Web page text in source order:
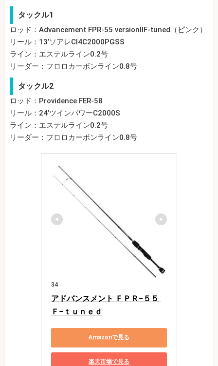
タックル1
ロッド：Advancement FPR-55 versionⅡF-tuned（ピンク）
リール：13’ソアレCI4C2000PGSS
ライン：エステルライン0.2号
リーダー：フロロカーボンライン0.8号
タックル2
ロッド：Providence FER-58
リール：24’ツインパワーC2000S
ライン：エステルライン0.2号
リーダー：フロロカーボンライン0.8号
34
アドバンスメント ＦＰＲ−５５
Ｆ−ｔｕｎｅｄ
Amazonで見る
楽天市場で見る